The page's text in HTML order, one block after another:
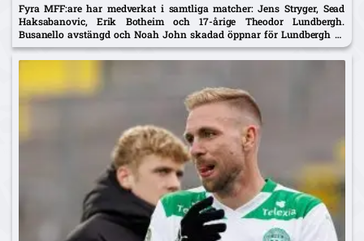
Fyra MFF:are har medverkat i samtliga matcher: Jens Stryger, Sead
Haksabanovic, Erik Botheim och 17-årige Theodor Lundbergh.
Busanello avstängd och Noah John skadad öppnar för Lundbergh vs
Johan Karlsson om vänsterbacken.